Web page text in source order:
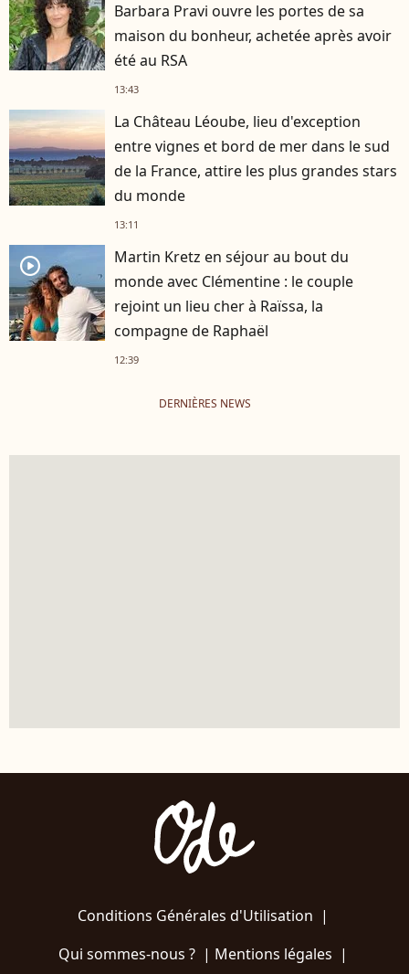
Barbara Pravi ouvre les portes de sa
maison du bonheur, achetée après avoir
été au RSA
13:43
La Château Léoube, lieu d'exception
entre vignes et bord de mer dans le sud
de la France, attire les plus grandes stars
du monde
13:11
player2
Martin Kretz en séjour au bout du
monde avec Clémentine : le couple
rejoint un lieu cher à Raïssa, la
compagne de Raphaël
12:39
DERNIÈRES NEWS
Conditions Générales d'Utilisation |
Qui sommes-nous ?| Mentions légales |